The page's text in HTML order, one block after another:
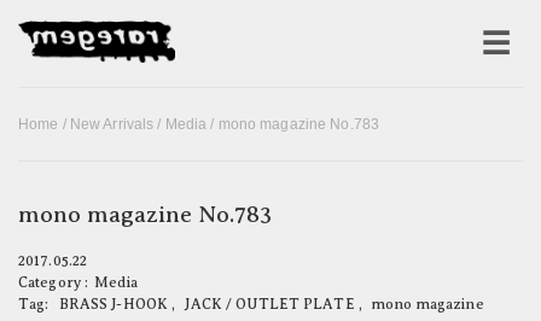
Home / New Arrivals / Media / mono magazine No.783
mono magazine No.783
2017.05.22
Category : Media
Tag:
BRASS J-HOOK , JACK / OUTLET PLATE , mono magazine